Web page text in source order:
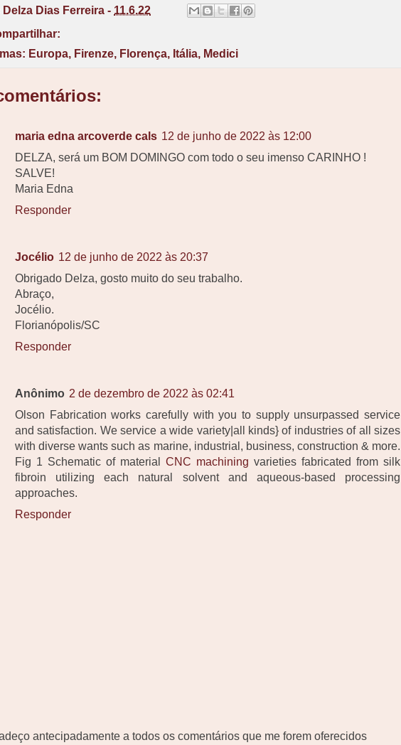
Delza Dias Ferreira - 11.6.22
Europa, Firenze, Florença, Itália, Medici
maria edna arcoverde cals 12 de junho de 2022 às 12:00
DELZA, será um BOM DOMINGO com todo o seu imenso CARINHO !
SALVE!
Maria Edna
Responder
Jocélio 12 de junho de 2022 às 20:37
Obrigado Delza, gosto muito do seu trabalho.
Abraço,
Jocélio.
Florianópolis/SC
Responder
Anônimo 2 de dezembro de 2022 às 02:41
Olson Fabrication works carefully with you to supply unsurpassed service
and satisfaction. We service a wide variety|all kinds} of industries of all sizes
with diverse wants such as marine, industrial, business, construction & more.
Fig 1 Schematic of material CNC machining varieties fabricated from silk
fibroin utilizing each natural solvent and aqueous-based processing
approaches.
Responder
antecipadamente a todos os comentários que me forem oferecidos